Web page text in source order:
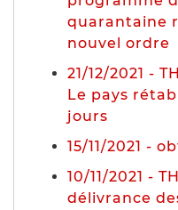
quarantaine
nouvel ordre
21/12/2021 -
Le pays
jours
15/11/2021 -
10/11/2021 -
délivrance